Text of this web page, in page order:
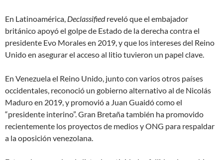
En Latinoamérica, Declassifiedreveló que el embajador
británico apoyó el golpe de Estado de la derecha contra el
presidente Evo Morales en 2019, y que los intereses del Reino
Unido en asegurar el acceso al litio tuvieron un papel clave.
En Venezuela el Reino Unido, junto con varios otros países
occidentales, reconoció un gobierno alternativo al de Nicolás
Maduro en 2019, y promovió a Juan Guaidó como el
“presidente interino”. Gran Bretaña también ha promovido
recientemente los proyectos de medios y ONG para respaldar
a la oposición venezolana.